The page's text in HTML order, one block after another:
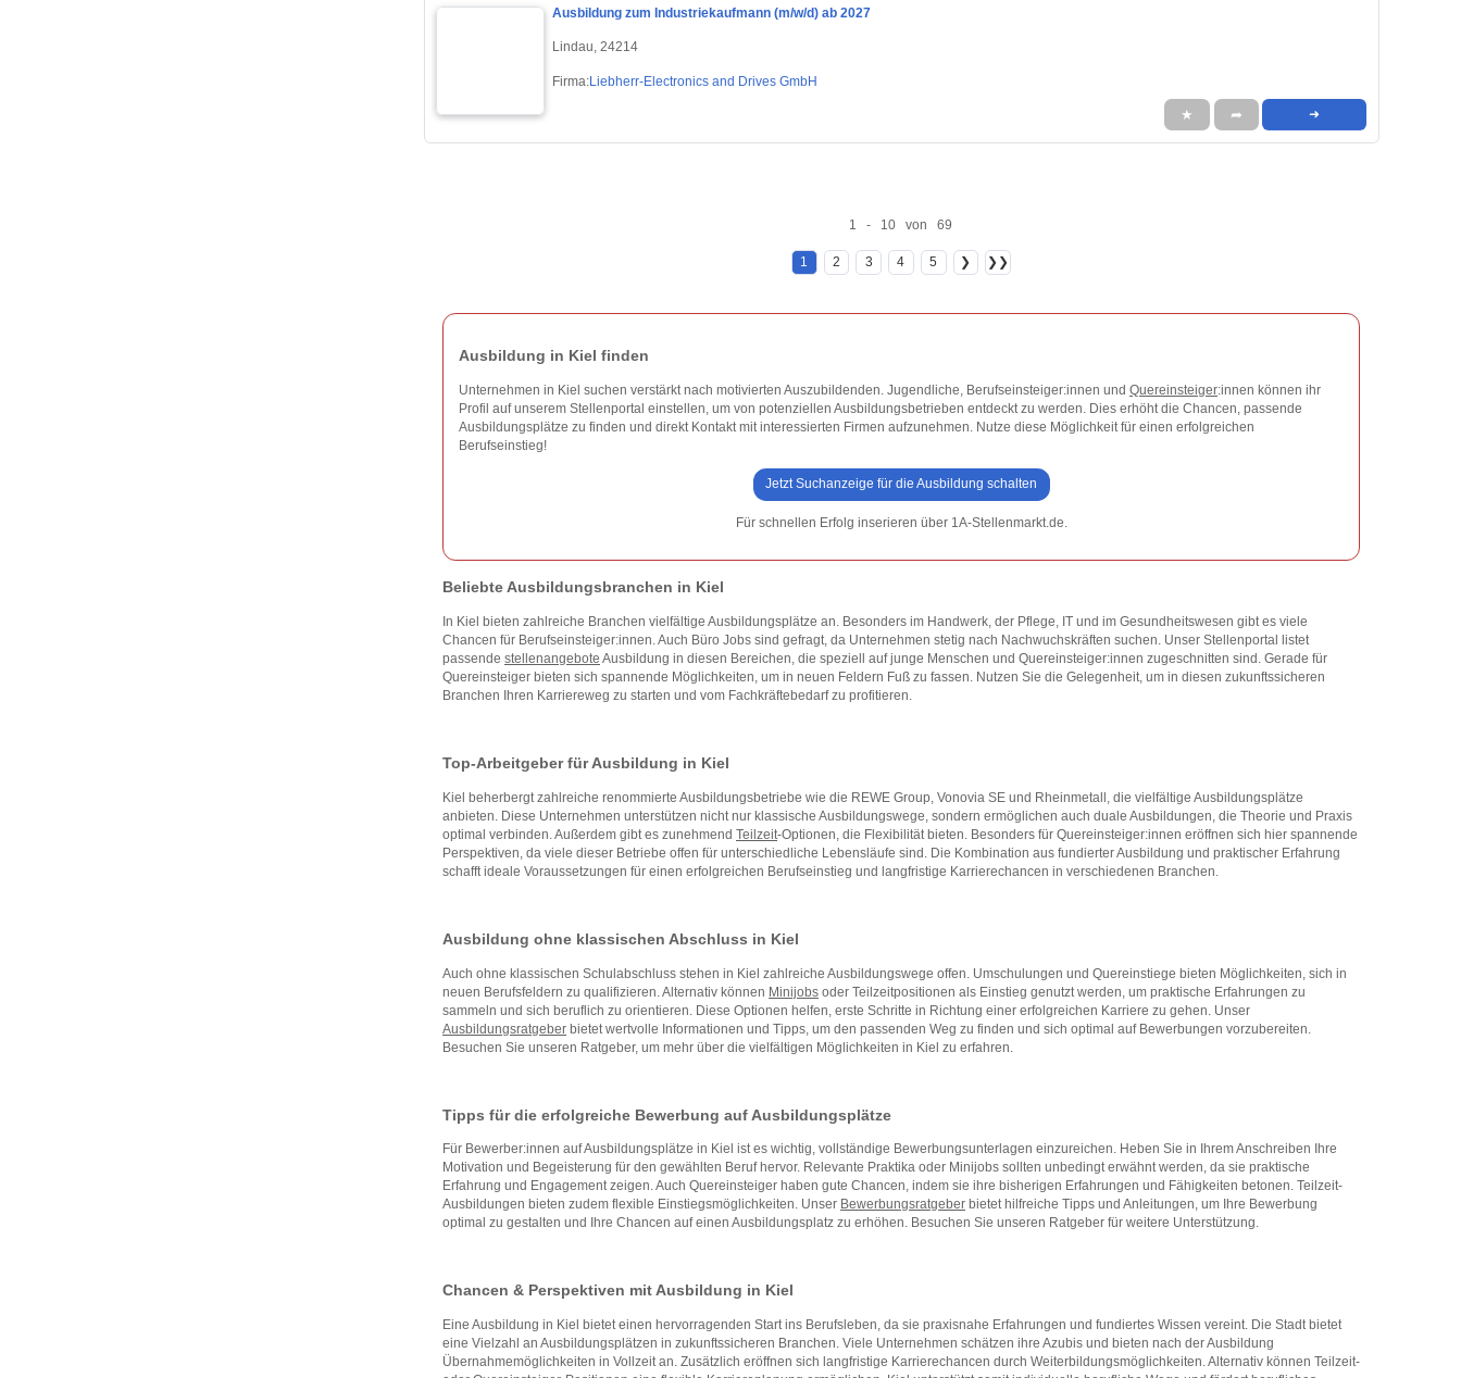
Ausbildung zum Industriekaufmann (m/w/d) ab 2027
Lindau, 24214
Firma:Liebherr-Electronics and Drives GmbH
★ ➦ ➜
1 - 10 von 69
1 2 3 4 5 ❯ ❯❯
Ausbildung in Kiel finden
Unternehmen in Kiel suchen verstärkt nach motivierten Auszubildenden. Jugendliche, Berufseinsteiger:innen und Quereinsteiger:innen können ihr
Profil auf unserem Stellenportal einstellen, um von potenziellen Ausbildungsbetrieben entdeckt zu werden. Dies erhöht die Chancen, passende
Ausbildungsplätze zu finden und direkt Kontakt mit interessierten Firmen aufzunehmen. Nutze diese Möglichkeit für einen erfolgreichen
Berufseinstieg!
Jetzt Suchanzeige für die Ausbildung schalten
Für schnellen Erfolg inserieren über 1A-Stellenmarkt.de.
Beliebte Ausbildungsbranchen in Kiel
In Kiel bieten zahlreiche Branchen vielfältige Ausbildungsplätze an. Besonders im Handwerk, der Pflege, IT und im Gesundheitswesen gibt es viele
Chancen für Berufseinsteiger:innen. Auch Büro Jobs sind gefragt, da Unternehmen stetig nach Nachwuchskräften suchen. Unser Stellenportal listet
passende stellenangebote Ausbildung in diesen Bereichen, die speziell auf junge Menschen und Quereinsteiger:innen zugeschnitten sind. Gerade für
Quereinsteiger bieten sich spannende Möglichkeiten, um in neuen Feldern Fuß zu fassen. Nutzen Sie die Gelegenheit, um in diesen zukunftssicheren
Branchen Ihren Karriereweg zu starten und vom Fachkräftebedarf zu profitieren.
Top-Arbeitgeber für Ausbildung in Kiel
Kiel beherbergt zahlreiche renommierte Ausbildungsbetriebe wie die REWE Group, Vonovia SE und Rheinmetall, die vielfältige Ausbildungsplätze
anbieten. Diese Unternehmen unterstützen nicht nur klassische Ausbildungswege, sondern ermöglichen auch duale Ausbildungen, die Theorie und Praxis
optimal verbinden. Außerdem gibt es zunehmend Teilzeit-Optionen, die Flexibilität bieten. Besonders für Quereinsteiger:innen eröffnen sich hier spannende
Perspektiven, da viele dieser Betriebe offen für unterschiedliche Lebensläufe sind. Die Kombination aus fundierter Ausbildung und praktischer Erfahrung
schafft ideale Voraussetzungen für einen erfolgreichen Berufseinstieg und langfristige Karrierechancen in verschiedenen Branchen.
Ausbildung ohne klassischen Abschluss in Kiel
Auch ohne klassischen Schulabschluss stehen in Kiel zahlreiche Ausbildungswege offen. Umschulungen und Quereinstiege bieten Möglichkeiten, sich in
neuen Berufsfeldern zu qualifizieren. Alternativ können Minijobs oder Teilzeitpositionen als Einstieg genutzt werden, um praktische Erfahrungen zu
sammeln und sich beruflich zu orientieren. Diese Optionen helfen, erste Schritte in Richtung einer erfolgreichen Karriere zu gehen. Unser
Ausbildungsratgeber bietet wertvolle Informationen und Tipps, um den passenden Weg zu finden und sich optimal auf Bewerbungen vorzubereiten.
Besuchen Sie unseren Ratgeber, um mehr über die vielfältigen Möglichkeiten in Kiel zu erfahren.
Tipps für die erfolgreiche Bewerbung auf Ausbildungsplätze
Für Bewerber:innen auf Ausbildungsplätze in Kiel ist es wichtig, vollständige Bewerbungsunterlagen einzureichen. Heben Sie in Ihrem Anschreiben Ihre
Motivation und Begeisterung für den gewählten Beruf hervor. Relevante Praktika oder Minijobs sollten unbedingt erwähnt werden, da sie praktische
Erfahrung und Engagement zeigen. Auch Quereinsteiger haben gute Chancen, indem sie ihre bisherigen Erfahrungen und Fähigkeiten betonen. Teilzeit-
Ausbildungen bieten zudem flexible Einstiegsmöglichkeiten. Unser Bewerbungsratgeber bietet hilfreiche Tipps und Anleitungen, um Ihre Bewerbung
optimal zu gestalten und Ihre Chancen auf einen Ausbildungsplatz zu erhöhen. Besuchen Sie unseren Ratgeber für weitere Unterstützung.
Chancen & Perspektiven mit Ausbildung in Kiel
Eine Ausbildung in Kiel bietet einen hervorragenden Start ins Berufsleben, da sie praxisnahe Erfahrungen und fundiertes Wissen vereint. Die Stadt bietet
eine Vielzahl an Ausbildungsplätzen in zukunftssicheren Branchen. Viele Unternehmen schätzen ihre Azubis und bieten nach der Ausbildung
Übernahmemöglichkeiten in Vollzeit an. Zusätzlich eröffnen sich langfristige Karrierechancen durch Weiterbildungsmöglichkeiten. Alternativ können Teilzeit-